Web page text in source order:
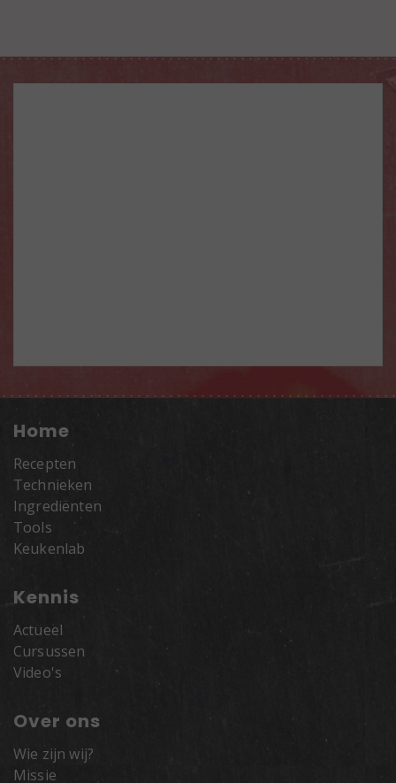
Home
Recepten
Technieken
Ingrediënten
Tools
Keukenlab
Kennis
Actueel
Cursussen
Video's
Over ons
Wie zijn wij?
Missie